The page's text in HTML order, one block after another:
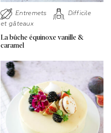
Entremets
et gâteaux
Difficile
La bûche équinoxe vanille &
caramel